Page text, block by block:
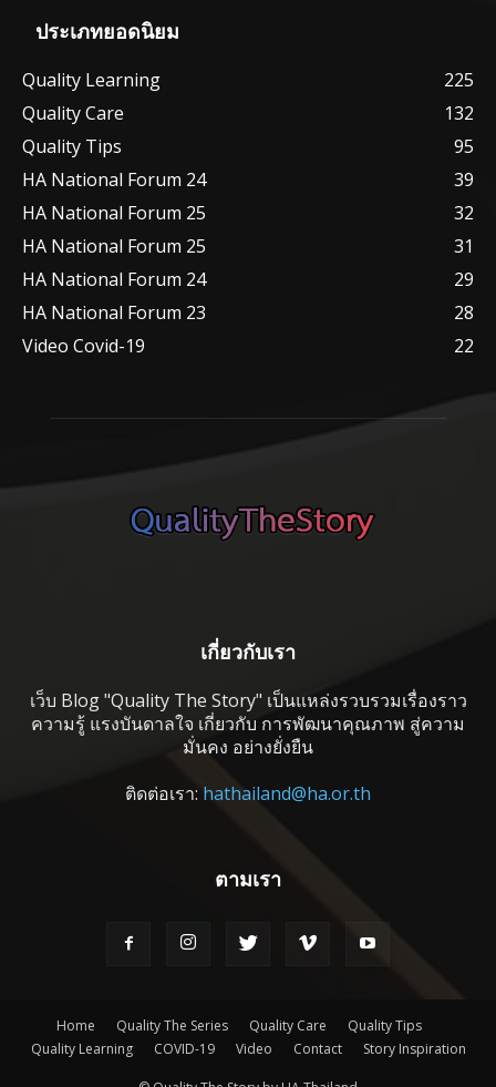
ประเภทยอดนิยม
Quality Learning
225
Quality Care
132
Quality Tips
95
HA National Forum 24
39
HA National Forum 25
32
HA National Forum 25
31
HA National Forum 24
29
HA National Forum 23
28
Video Covid-19
22
เกี่ยวกับเรา
เว็บ Blog "Quality The Story" เป็นแหล่งรวบรวมเรื่องราว
ความรู้ แรงบันดาลใจ เกี่ยวกับ การพัฒนาคุณภาพ สู่ความ
มั่นคง อย่างยั่งยืน
ติดต่อเรา: hathailand@ha.or.th
ตามเรา
Home Quality The Series Quality Care
Quality Tips
Quality Learning
COVID-19 Video Contact Story Inspiration